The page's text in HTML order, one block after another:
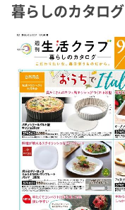
暮らしのカタログ